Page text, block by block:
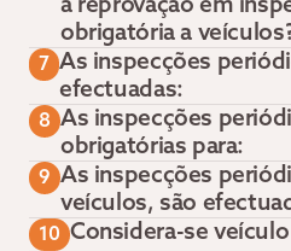
obrigatória a
7 As inspecções
efectuadas:
8 As inspecções
obrigatórias para:
9 As inspecções
veículos, são
10 Considera-se